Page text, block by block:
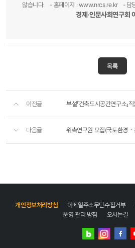
않습니다. - 홈페이지 : www.nrcs.re.kr - 담
경제·인문사회연구회
목록
이전글 부설「건축도시공간연구소」
다음글 위촉연구원 모집(국토환경
개인정보처리방침 이메일주소무단수집거부
운영·관리 방침
오시는길
네이버
인스타